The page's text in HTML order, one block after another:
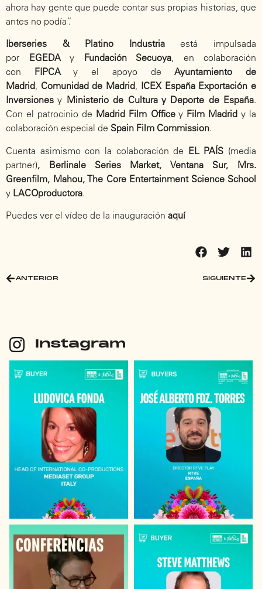
ahora hay gente que puede contar sus propias historias, que
antes no podía”.
Iberseries & Platino Industriaestá impulsada
por EGEDAy Fundación Secuoya, en colaboración
con FIPCAy el apoyo deAyuntamiento de
Madrid, Comunidad de Madrid, ICEX España Exportación e
Inversiones y Ministerio de Cultura y Deporte de España.
Con el patrocinio de Madrid Film Officey Film Madrid y la
colaboración especial de Spain Film Commission.
Cuenta asimismo con la colaboración de EL PAÍS (media
partner), Berlinale Series Market, Ventana Sur, Mrs.
Greenfilm, Mahou, The Core Entertainment Science School
y LACOproductora.
Puedes ver el vídeo de la inauguración aquí
ANTERIOR SIGUIENTE
Instagram